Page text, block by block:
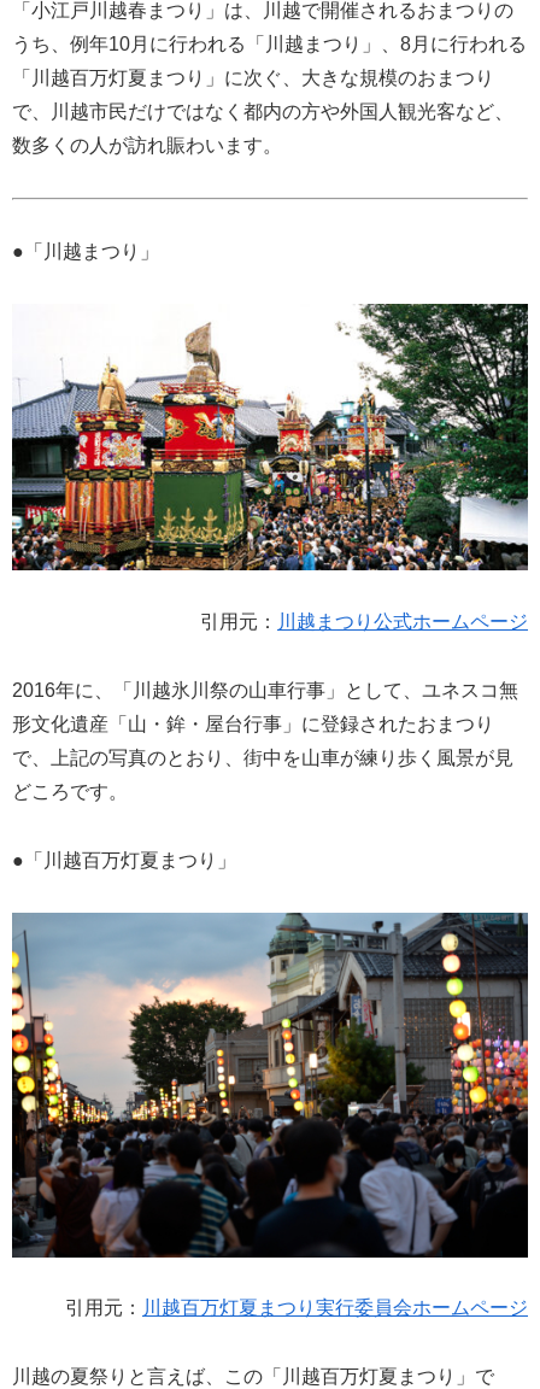
「小江戸川越春まつり」は、川越で開催されるおまつりの
うち、例年10月に行われる「川越まつり」、8月に行われる
「川越百万灯夏まつり」に次ぐ、大きな規模のおまつり
で、川越市民だけではなく都内の方や外国人観光客など、
数多くの人が訪れ賑わいます。
●「川越まつり」
引用元： 川越まつり公式ホームページ
2016年に、「川越氷川祭の山車行事」として、ユネスコ無
形文化遺産「山・鉾・屋台行事」に登録されたおまつり
で、上記の写真のとおり、街中を山車が練り歩く風景が見
どころです。
●「川越百万灯夏まつり」
引用元： 川越百万灯夏まつり実行委員会ホームページ
川越の夏祭りと言えば、この「川越百万灯夏まつり」で